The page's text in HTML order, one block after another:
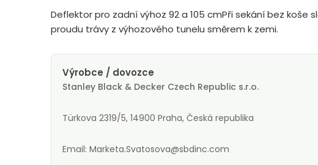
Deflektor pro zadní výhoz 92 a 105 cmPři sekání bez koše
proudu trávy z výhozového tunelu směrem k zemi.
Výrobce / dovozce
Stanley Black & Decker Czech Republic s.r.o.
Türkova 2319/5, 14900 Praha, Česká republika
Email: Marketa.Svatosova@sbdinc.com